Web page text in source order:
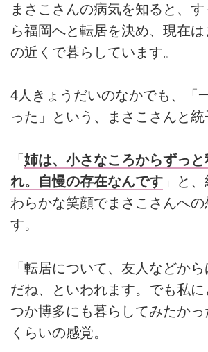
まさこさんの病気を知ると、
ら福岡へと転居を決め、現在
の近くで暮らしています。
4人きょうだいのなかでも、「
った」という、まさこさんと統
「 姉は、小さなころからずっ
れ。自慢の存在なんです 」と
わらかな笑顔でまさこさんへの
す。
「転居について、友人などか
だね、といわれます。でも私
つか博多にも暮らしてみたかっ
くらいの感覚。